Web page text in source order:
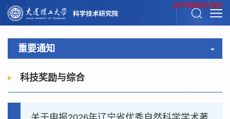
组件模板格式错误
重要通知
科技奖励与综合